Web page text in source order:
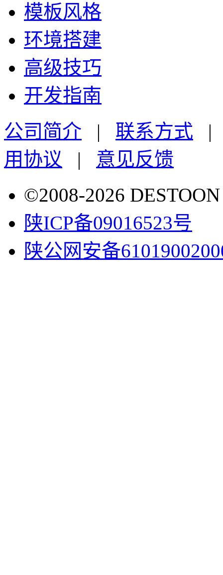
模板风格
环境搭建
高级技巧
开发指南
公司简介 | 联系方式
用协议 | 意见反馈
©2008-2026
陕ICP备09016523号
陕公网安备